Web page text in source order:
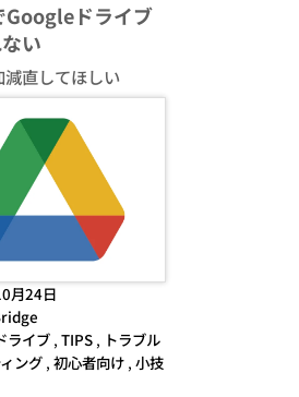
ドライブ
い
減直してほしい
月24日
ライブ, TIPS, トラブル
ング, 初心者向け, 小技